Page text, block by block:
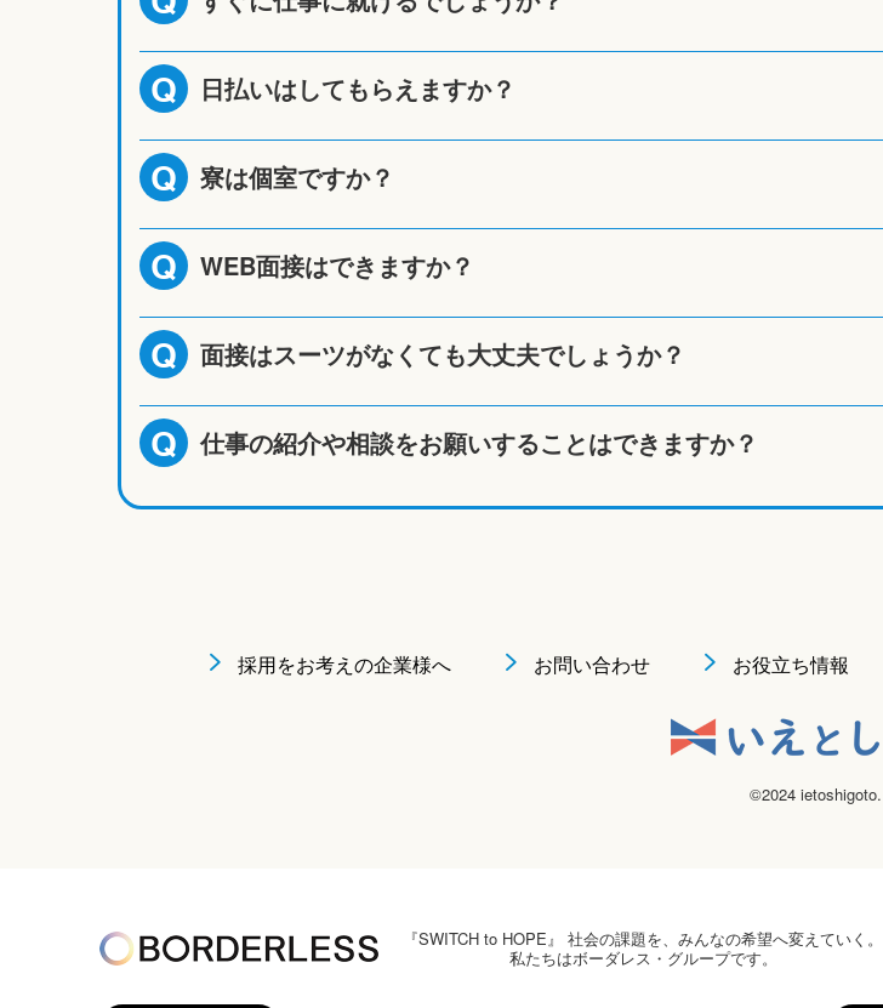
Q 日払いはしてもらえますか？
Q 寮は個室ですか？
Q WEB面接はできますか？
Q 面接はスーツがなくても大丈夫でしょうか？
Q 仕事の紹介や相談をお願いすることはできますか？
採用をお考えの企業様へ お問い合わせ お役立ち情報
©2024 ietoshigoto.
『SWITCH to HOPE』 社会の課題を、みんなの希望へ変えていく。
私たちはボーダレス・グループです。